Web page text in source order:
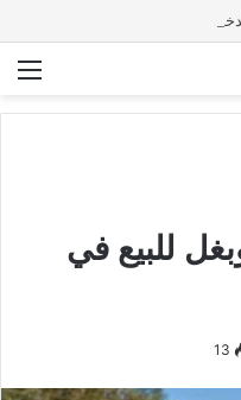
للبيع في
13